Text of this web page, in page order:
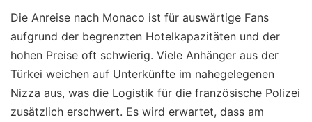
Die Anreise nach Monaco ist für auswärtige Fans
aufgrund der begrenzten Hotelkapazitäten und der
hohen Preise oft schwierig. Viele Anhänger aus der
Türkei weichen auf Unterkünfte im nahegelegenen
Nizza aus, was die Logistik für die französische Polizei
zusätzlich erschwert. Es wird erwartet, dass am